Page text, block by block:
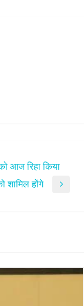
आज रिहा किया
शामिल होंगे